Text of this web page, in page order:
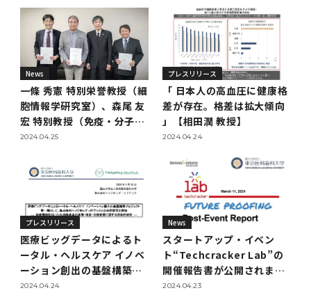
キャンパスマスタープラン2016
国立大学法人ガバナンス・コード報告書
役員会議事概要について
企業活動と医療機関等の透明性ガイドライン
令和５年度（２０２３年度）東京医科歯科大学
「卓越大学院生制度（Ⅱ）」対象学生（秋入学
対象）の募集について
与式を行いました。
学位の申請
2016年 （PDF：73.0MB）
2015年 （PDF：83.3MB）
2014年 （PDF：21.4MB）
2013年 （PDF：6.4MB）
2020年度
2019年度
2018年度
2017年度
2016年度
2015年度
2014年度
2017年 （PDF：7.2MB）
2016年 （PDF：13.5MB）
2015年 （PDF：2.3MB）
卒業生進路アンケート
卒後3年大学評価アンケート
卒業時大学評価アンケート
科目評価（旧 科目別アンケート）
教学IR 業績・活動
疾患バイオリソースセンター
プ）
脳統合機能研究センター
核酸・ペプチド創薬治療研究センター
ンター）
図書館部門トップ
図書館
図書館講習会
アクティブラーニング教室・情報検索室
イマキク
情報システムポータル
お茶の水医学雑誌
デジタル変革推進事務室
連絡先一覧
学生相談支援室
ダイバーシティ・インクルージョン室
News
一條 秀憲 特別栄誉教授（細
胞情報学研究室）、森尾 友
宏 特別教授（免疫・分子医
学研究室）、清水 重臣 特別
室）が高等研究院に着任し
ました
2024.04.25
プレスリリース
「 日本人の高血圧に健康格
差が存在。格差は拡大傾向
」【相田潤 教授】
2024.04.24
プレスリリース
医療ビッグデータによるト
ータル・ヘルスケア イノベ
ーション創出の基盤構築プ
ロジェクト第一弾として、
2024.04.24
News
スタートアップ・イベン
ト“Techcracker Lab”の
開催報告書が公開されまし
た
2024.04.23